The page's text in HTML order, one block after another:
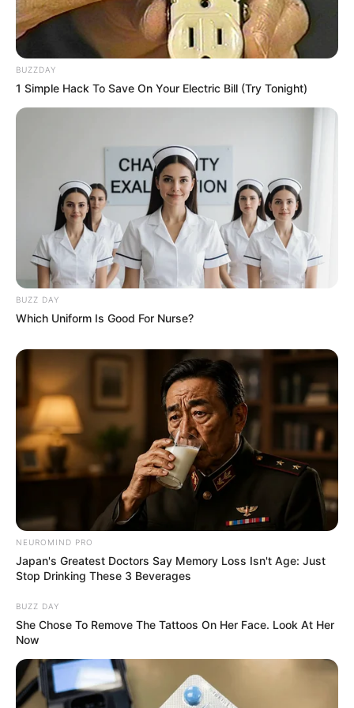
Perrine répond à une
BUZZDAY
1 Simple Hack To Save On Your Electric Bill (Try Tonight)
BUZZ DAY
Which Uniform Is Good For Nurse?
NEUROMIND PRO
Japan's Greatest Doctors Say Memory Loss Isn't Age: Just
Stop Drinking These 3 Beverages
BUZZ DAY
She Chose To Remove The Tattoos On Her Face. Look At Her
Now